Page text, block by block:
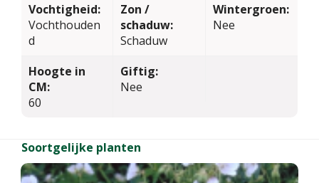
Vochtigheid:
Vochthouden
d
Zon /
schaduw:
Schaduw
Wintergroen:
Nee
Hoogte in
CM:
60
Giftig:
Nee
Soortgelijke planten